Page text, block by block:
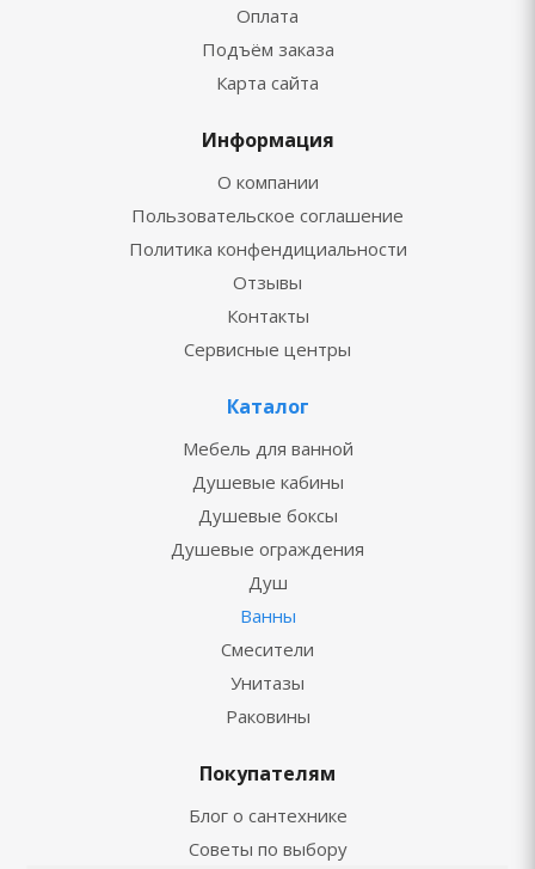
Оплата
Подъём заказа
Карта сайта
Информация
О компании
Пользовательское соглашение
Политика конфендициальности
Отзывы
Контакты
Сервисные центры
Каталог
Мебель для ванной
Душевые кабины
Душевые боксы
Душевые ограждения
Душ
Ванны
Смесители
Унитазы
Раковины
Покупателям
Блог о сантехнике
Советы по выбору